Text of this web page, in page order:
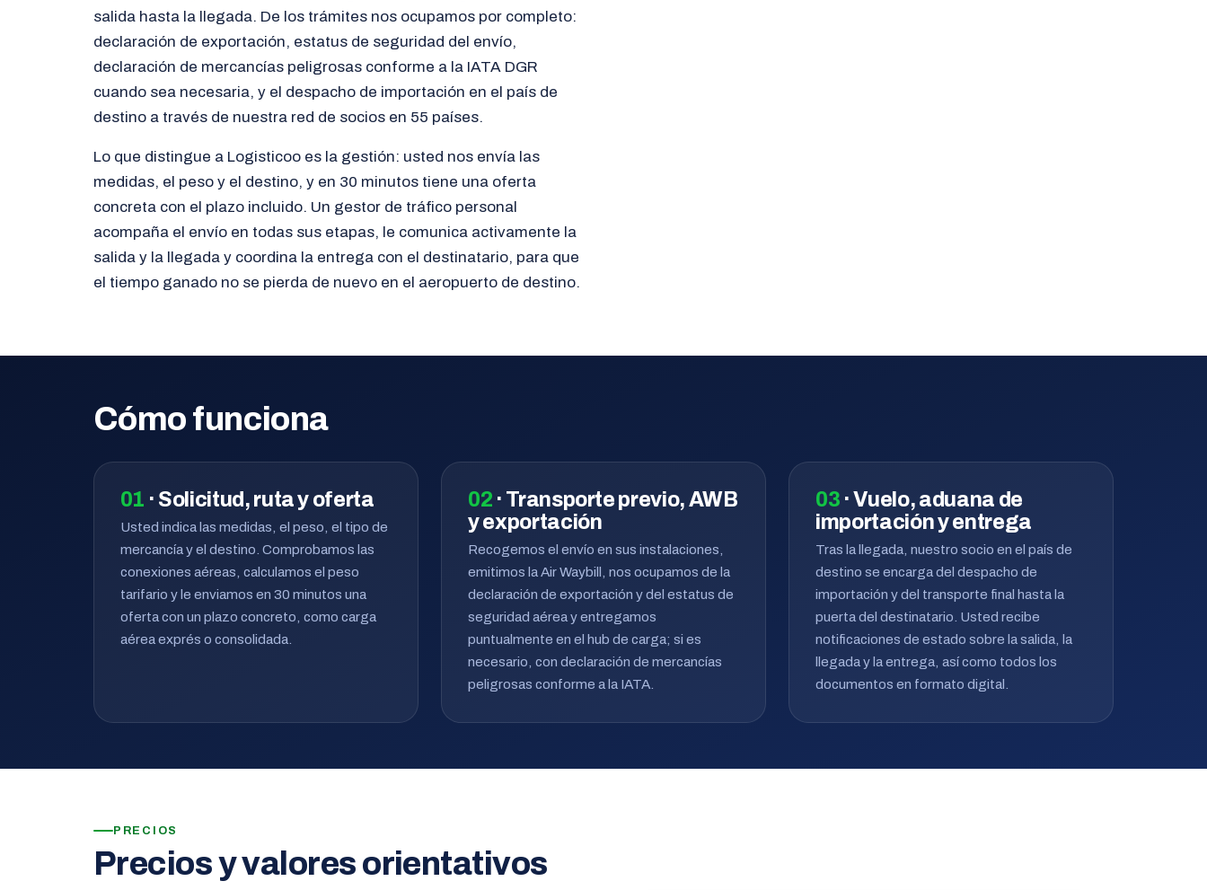
salida hasta la llegada. De los trámites nos ocupamos por completo:
declaración de exportación, estatus de seguridad del envío,
declaración de mercancías peligrosas conforme a la IATA DGR
cuando sea necesaria, y el despacho de importación en el país de
destino a través de nuestra red de socios en 55 países.
Lo que distingue a Logisticoo es la gestión: usted nos envía las
medidas, el peso y el destino, y en 30 minutos tiene una oferta
concreta con el plazo incluido. Un gestor de tráfico personal
acompaña el envío en todas sus etapas, le comunica activamente la
salida y la llegada y coordina la entrega con el destinatario, para que
el tiempo ganado no se pierda de nuevo en el aeropuerto de destino.
Cómo funciona
01 · Solicitud, ruta y oferta
Usted indica las medidas, el peso, el tipo de
mercancía y el destino. Comprobamos las
conexiones aéreas, calculamos el peso
tarifario y le enviamos en 30 minutos una
oferta con un plazo concreto, como carga
aérea exprés o consolidada.
02 · Transporte previo, AWB
y exportación
Recogemos el envío en sus instalaciones,
emitimos la Air Waybill, nos ocupamos de la
declaración de exportación y del estatus de
seguridad aérea y entregamos
puntualmente en el hub de carga; si es
necesario, con declaración de mercancías
peligrosas conforme a la IATA.
03 · Vuelo, aduana de
importación y entrega
Tras la llegada, nuestro socio en el país de
destino se encarga del despacho de
importación y del transporte final hasta la
puerta del destinatario. Usted recibe
notificaciones de estado sobre la salida, la
llegada y la entrega, así como todos los
documentos en formato digital.
PRECIOS
Precios y valores orientativos